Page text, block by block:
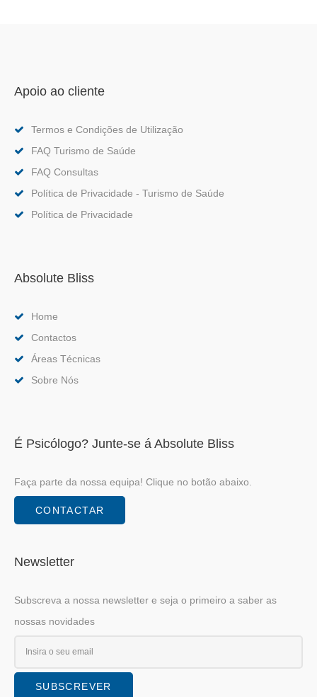
Apoio ao cliente
Termos e Condições de Utilização
FAQ Turismo de Saúde
FAQ Consultas
Política de Privacidade - Turismo de Saúde
Política de Privacidade
Absolute Bliss
Home
Contactos
Áreas Técnicas
Sobre Nós
É Psicólogo? Junte-se á Absolute Bliss
Faça parte da nossa equipa! Clique no botão abaixo.
CONTACTAR
Newsletter
Subscreva a nossa newsletter e seja o primeiro a saber as
nossas novidades